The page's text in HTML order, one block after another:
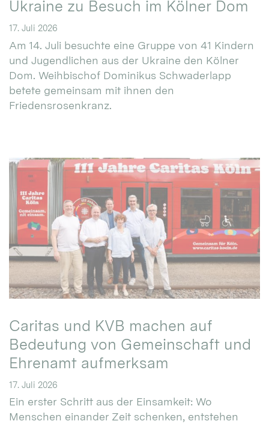
Ukraine zu Besuch im Kölner Dom
17. Juli 2026
Am 14. Juli besuchte eine Gruppe von 41 Kindern
und Jugendlichen aus der Ukraine den Kölner
Dom. Weihbischof Dominikus Schwaderlapp
betete gemeinsam mit ihnen den
Friedensrosenkranz.
Caritas und KVB machen auf
Bedeutung von Gemeinschaft und
Ehrenamt aufmerksam
17. Juli 2026
Ein erster Schritt aus der Einsamkeit: Wo
Menschen einander Zeit schenken, entstehen